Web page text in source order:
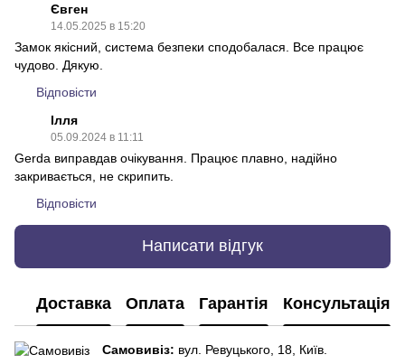
Євген
14.05.2025 в 15:20
Замок якісний, система безпеки сподобалася. Все працює
чудово. Дякую.
Відповісти
Ілля
05.09.2024 в 11:11
Gerda виправдав очікування. Працює плавно, надійно
закривається, не скрипить.
Відповісти
Написати відгук
Доставка Оплата Гарантія Консультація
Самовивіз: вул. Ревуцького, 18, Київ.